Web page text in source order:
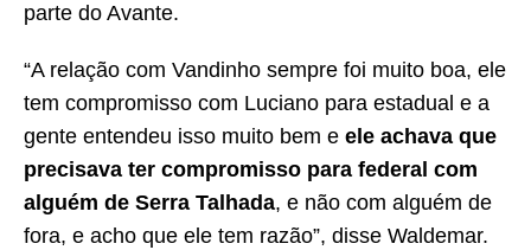
parte do Avante.
“A relação com Vandinho sempre foi muito boa, ele
tem compromisso com Luciano para estadual e a
gente entendeu isso muito bem e ele achava que
precisava ter compromisso para federal com
alguém de Serra Talhada, e não com alguém de
fora, e acho que ele tem razão”, disse Waldemar.